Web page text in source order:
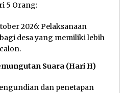
5 Orang:
2026: Pelaksanaan
desa yang memiliki lebih
Suara (Hari H)
dan penetapan